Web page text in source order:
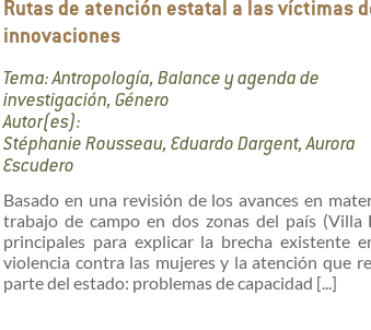
Rutas de atención estatal a las víctimas
innovaciones
Tema: Antropología, Balance y agenda de
investigación, Género
Autor(es):
Stéphanie Rousseau, Eduardo Dargent, Aurora
Escudero
Basado en una revisión de los avances en
trabajo de campo en dos zonas del país (Villa
principales para explicar la brecha existente
violencia contra las mujeres y la atención que
parte del estado: problemas de capacidad [...]